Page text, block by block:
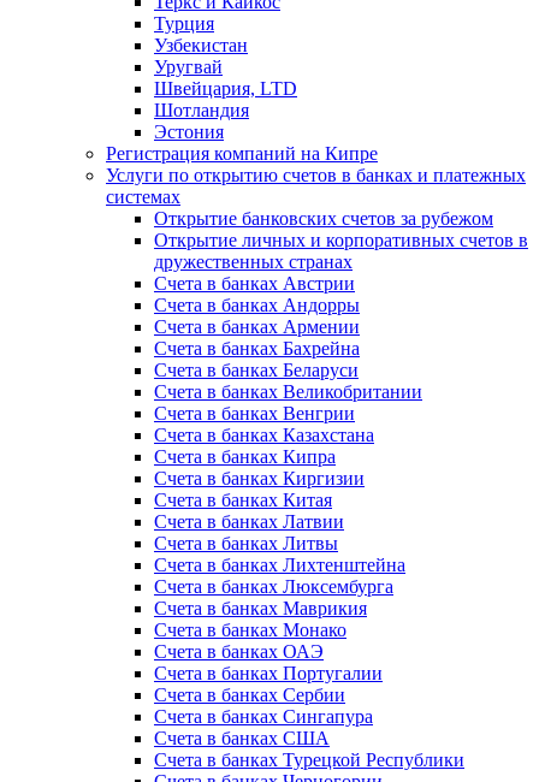
Турция
Узбекистан
Уругвай
Швейцария, LTD
Шотландия
Эстония
Регистрация компаний на Кипре
Услуги по открытию счетов в банках и платежных
системах
Открытие банковских счетов за рубежом
Открытие личных и корпоративных счетов в
дружественных странах
Счета в банках Австрии
Счета в банках Андорры
Счета в банках Армении
Счета в банках Бахрейна
Счета в банках Беларуси
Счета в банках Великобритании
Счета в банках Венгрии
Счета в банках Казахстана
Счета в банках Кипра
Счета в банках Киргизии
Счета в банках Китая
Счета в банках Латвии
Счета в банках Литвы
Счета в банках Лихтенштейна
Счета в банках Люксембурга
Счета в банках Маврикия
Счета в банках Монако
Счета в банках ОАЭ
Счета в банках Португалии
Счета в банках Сербии
Счета в банках Сингапура
Счета в банках США
Счета в банках Турецкой Республики